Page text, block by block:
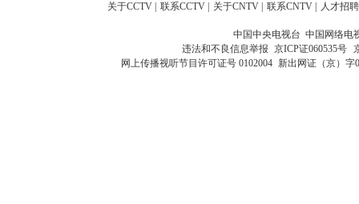
关于CCTV 联系CCTV 关于CNTV 联系CNTV 人才招聘
中国中央电视台 中国网络电
违法和不良信息举报 京ICP证060535号
网上传播视听节目许可证号 0102004 新出网证（京）